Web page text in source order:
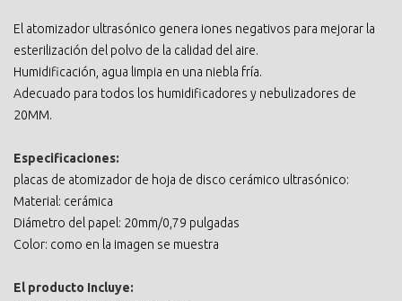
El atomizador ultrasónico genera iones negativos para mejorar la
esterilización del polvo de la calidad del aire.
Humidificación, agua limpia en una niebla fría.
Adecuado para todos los humidificadores y nebulizadores de
20MM.
Especificaciones:
placas de atomizador de hoja de disco cerámico ultrasónico:
Material: cerámica
Diámetro del papel: 20mm/0,79 pulgadas
Color: como en la imagen se muestra
El producto Incluye: